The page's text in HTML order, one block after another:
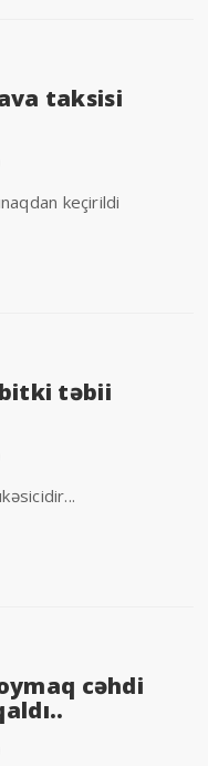
taksisi
keçirildi
bitki təbii
cəhdi